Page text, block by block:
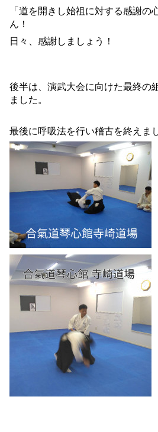
「道を開きし始祖に対する感謝
ん！
日々、感謝しましょう！
後半は、演武大会に向けた最終の
ました。
最後に呼吸法を行い稽古を終えまし